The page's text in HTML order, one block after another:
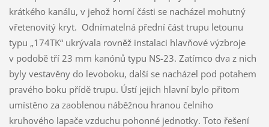
krátkého kanálu, v jehož horní části se nacházel mohutný
vřetenovitý kryt. Odnímatelná přední část trupu letounu
typu „174TK“ ukrývala rovněž instalaci hlavňové výzbroje
v podobě tří 23 mm kanónů typu NS-23. Zatímco dva z nich
byly vestavěny do levoboku, další se nacházel pod potahem
pravého boku přídě trupu. Ústí jejich hlavní bylo přitom
umístěno za zaoblenou náběžnou hranou čelního
kruhového lapače vzduchu pohonné jednotky. Toto řešení